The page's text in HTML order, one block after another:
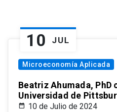
10 JUL
Microeconomía Aplicada
Beatriz Ahumada, PhD
Universidad de
10 de Julio de 2024